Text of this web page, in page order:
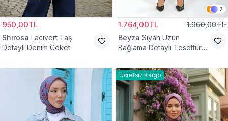
950,00TL
Shirosa Lacivert Taş
Detaylı Denim Ceket
2
1.764,00TL 1.960,00TL
Beyza Siyah Uzun
Bağlama Detaylı Tesettür
Ücretsiz Kargo